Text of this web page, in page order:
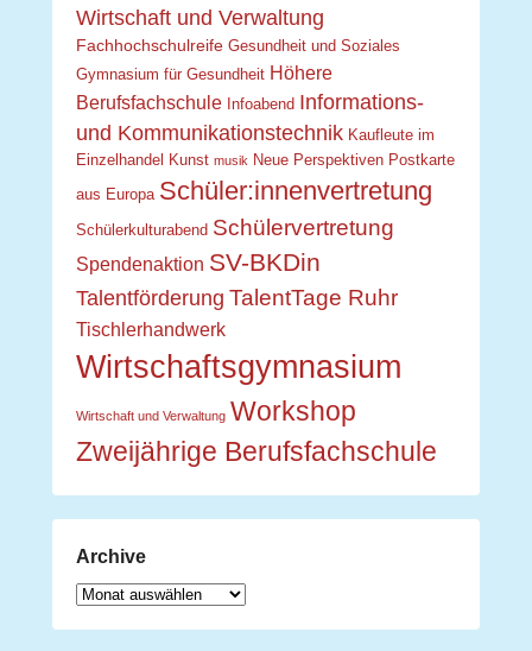
Wirtschaft und Verwaltung
Fachhochschulreife Gesundheit und Soziales
Gymnasium für Gesundheit Höhere
Berufsfachschule Infoabend Informations-
und Kommunikationstechnik Kaufleute im
Einzelhandel
Kunst musik Neue Perspektiven Postkarte
aus Europa Schüler:innenvertretung
Schülerkulturabend Schülervertretung
Spendenaktion SV-BKDin
Talentförderung TalentTage Ruhr
Tischlerhandwerk
Wirtschaftsgymnasium
Wirtschaft und Verwaltung Workshop
Zweijährige Berufsfachschule
Archive
Archive